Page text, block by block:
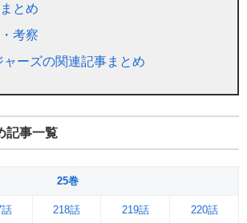
とめ
考察
ーズの関連記事まとめ
記事一覧
25巻
218話 219話 220話